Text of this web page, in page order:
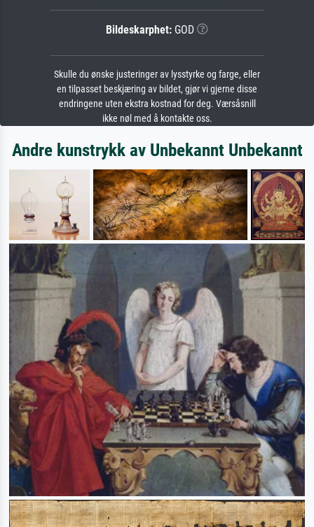
Bildeskarphet: GOD
Skulle du ønske justeringer av lysstyrke og farge, eller
en tilpasset beskjæring av bildet, gjør vi gjerne disse
endringene uten ekstra kostnad for deg. Værsåsnill
ikke nøl med å kontakte oss.
Andre kunstrykk av Unbekannt Unbekannt